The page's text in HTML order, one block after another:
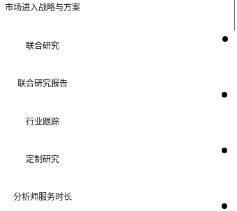
市场进入战略与方案
联合研究
联合研究报告
行业跟踪
定制研究
分析师服务时长